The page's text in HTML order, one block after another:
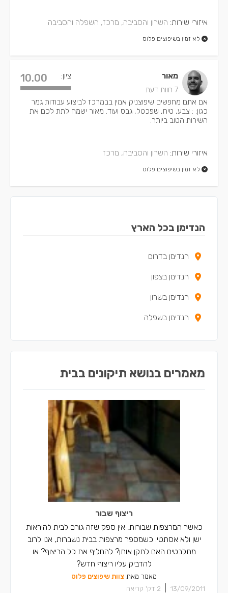
איזורי שירות: השרון והסביבה, מרכז, השפלה והסביבה
לא זמין בשיפוצים פלוס
מאור
7 חוות דעת
ציון: 10.00
אם אתם מחפשים שיפוצניק אמין בבמרכז לביצוע עבודות גמר
כגון: : צבע, טיח, שפכטל, גבס ועוד. מאור ישמח לתת לכם את
השירות הטוב ביותר.
איזורי שירות: השרון והסביבה, מרכז
לא זמין בשיפוצים פלוס
הנדימן בכל הארץ
הנדימן בדרום
הנדימן בצפון
הנדימן בשרון
הנדימן בשפלה
מאמרים בנושא תיקונים בבית
ריצוף שבור
כאשר המרצפות שבורות, אין ספק שזה גורם לבית להיראות
ישן ולא אסתטי. כשמספר מרצפות בבית נשברות, אנו לרוב
מתלבטים האם לתקן אותן? להחליף את כל הריצוף? או
להדביק עליו ריצוף חדש?
מאמר מאת צוות שיפוצים פלוס
13/09/2011
2 דק' קריאה